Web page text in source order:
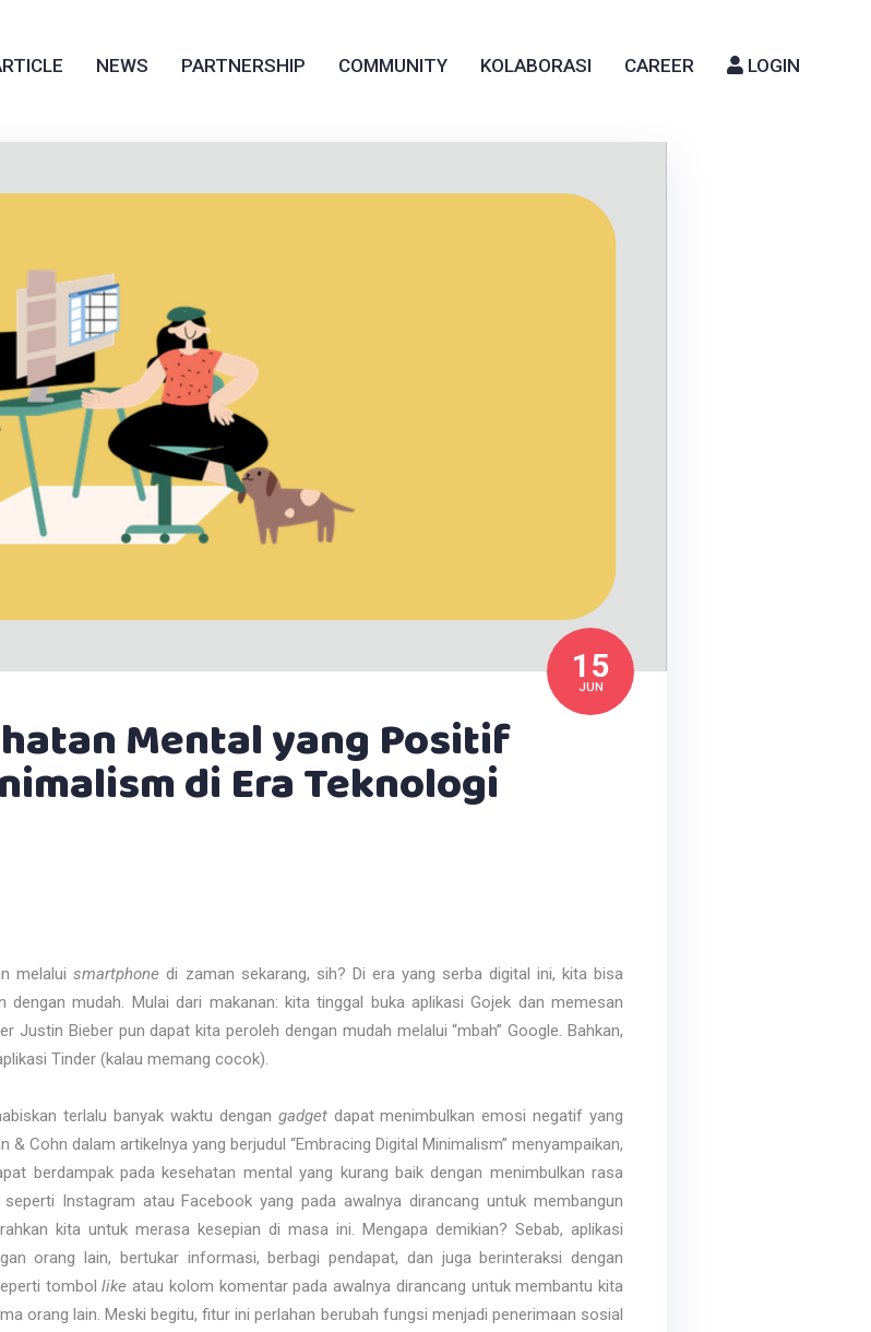
NEWS PARTNERSHIP COMMUNITY KOLABORASI CAREER LOGIN
15
JUN
Mental yang Positif
di Era Teknologi
melaluismartphone di zaman sekarang, sih? Di era yang serba digital ini, kita bisa
dengan mudah. Mulai dari makanan: kita tinggal buka aplikasi Gojek dan memesan
Bieber pun dapat kita peroleh dengan mudah melalui “mbah” Google. Bahkan,
Tinder (kalau memang cocok).
terlalu banyak waktu dengan gadgetdapat menimbulkan emosi negatif yang
Cohn dalam artikelnya yang berjudul “Embracing Digital Minimalism” menyampaikan,
berdampak pada kesehatan mental yang kurang baik dengan menimbulkan rasa
seperti Instagram atau Facebook yang pada awalnya dirancang untuk membangun
kita untuk merasa kesepian di masa ini. Mengapa demikian? Sebab, aplikasi
orang lain, bertukar informasi, berbagi pendapat, dan juga berinteraksi dengan
tombollike atau kolom komentar pada awalnya dirancang untuk membantu kita
orang lain. Meski begitu, fitur ini perlahan berubah fungsi menjadi penerimaan sosial